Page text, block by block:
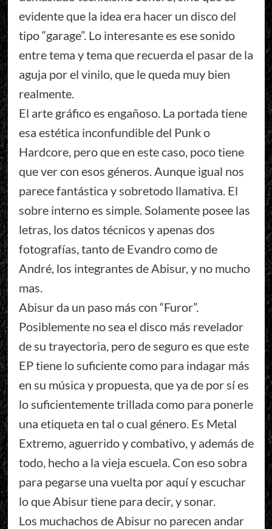
evidente que la idea era hacer un disco del
tipo “garage”. Lo interesante es ese sonido
entre tema y tema que recuerda el pasar de la
aguja por el vinilo, que le queda muy bien
realmente.
El arte gráfico es engañoso. La portada tiene
esa estética inconfundible del Punk o
Hardcore, pero que en este caso, poco tiene
que ver con esos géneros. Aunque igual nos
parece fantástica y sobretodo llamativa. El
sobre interno es simple. Solamente posee las
letras, los datos técnicos y apenas dos
fotografías, tanto de Evandro como de
André, los integrantes de Abisur, y no mucho
mas.
Abisur da un paso más con “Furor”.
Posiblemente no sea el disco más revelador
de su trayectoria, pero de seguro es que este
EP tiene lo suficiente como para indagar más
en su música y propuesta, que ya de por sí es
lo suficientemente trillada como para ponerle
una etiqueta en tal o cual género. Es Metal
Extremo, aguerrido y combativo, y además de
todo, hecho a la vieja escuela. Con eso sobra
para pegarse una vuelta por aquí y escuchar
lo que Abisur tiene para decir, y sonar.
Los muchachos de Abisur no parecen andar